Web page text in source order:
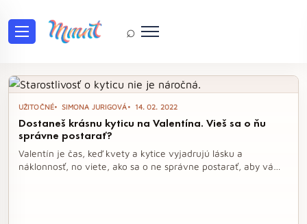
⌕
Tag: laska
UŽITOČNÉ SIMONA JURIGOVÁ 14. 02. 2022
Dostaneš krásnu kyticu na Valentína. Vieš sa o ňu
správne postarať?
Valentín je čas, keď kvety a kytice vyjadrujú lásku a
náklonnosť, no viete, ako sa o ne správne postarať, aby vám